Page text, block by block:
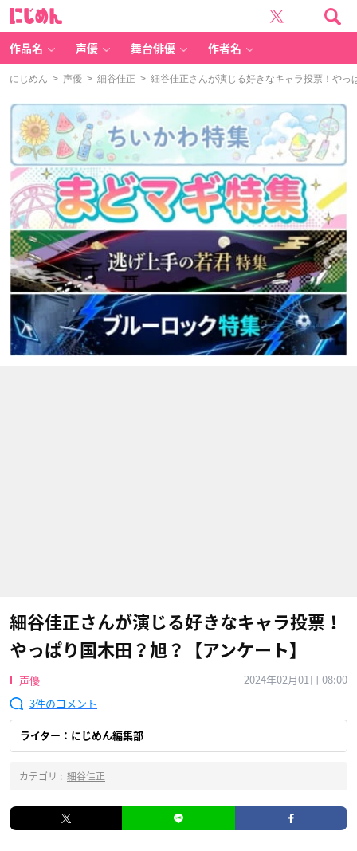
作品名 声優 舞台俳優 作者名
にじめん > 声優 > 細谷佳正 > 細谷佳正さんが演じる好きなキャラ投票！やっ
細谷佳正さんが演じる好きなキャラ投票！
やっぱり国木田？旭？【アンケート】
声優
2024年02月01日 08:00
3
ライター：にじめん編集部
カテゴリ : 細谷佳正